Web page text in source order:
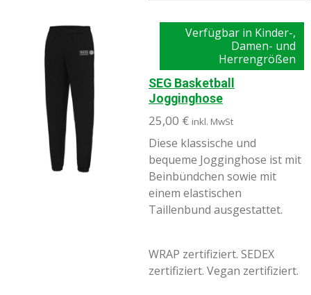
Verfügbar in Kinder-,
Damen- und
Herrengrößen
SEG Basketball
Jogginghose
25,00 € inkl. MwSt
Diese klassische und
bequeme Jogginghose ist mit
Beinbündchen sowie mit
einem elastischen
Taillenbund ausgestattet.
WRAP zertifiziert. SEDEX
zertifiziert. Vegan zertifiziert.